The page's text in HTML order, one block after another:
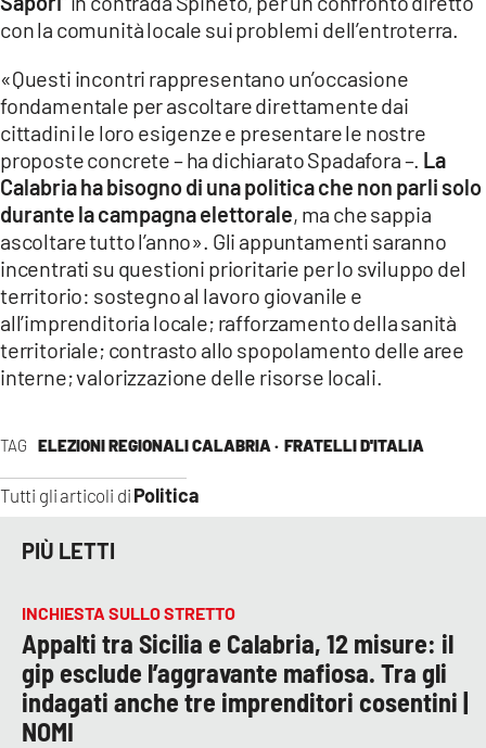
App
APPLE
TAG ELEZIONI REGIONALI CALABRIA · FRATELLI D'ITALIA
Tutti gli articoli di Politica
con la comunità locale sui problemi dell’entroterra.
«Questi incontri rappresentano un’occasione
fondamentale per ascoltare direttamente dai
cittadini le loro esigenze e presentare le nostre
proposte concrete – ha dichiarato Spadafora –. La
Calabria ha bisogno di una politica che non parli solo
durante la campagna elettorale, ma che sappia
ascoltare tutto l’anno». Gli appuntamenti saranno
incentrati su questioni prioritarie per lo sviluppo del
territorio: sostegno al lavoro giovanile e
all’imprenditoria locale; rafforzamento della sanità
territoriale; contrasto allo spopolamento delle aree
interne; valorizzazione delle risorse locali.
PIÙ LETTI
INCHIESTA SULLO STRETTO
Appalti tra Sicilia e Calabria, 12 misure: il
gip esclude l’aggravante mafiosa. Tra gli
indagati anche tre imprenditori cosentini |
NOMI